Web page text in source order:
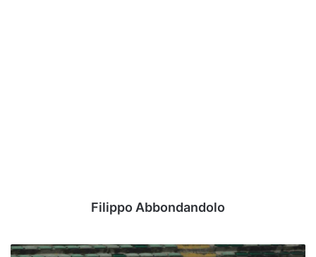
Filippo Abbondandolo
L'ex